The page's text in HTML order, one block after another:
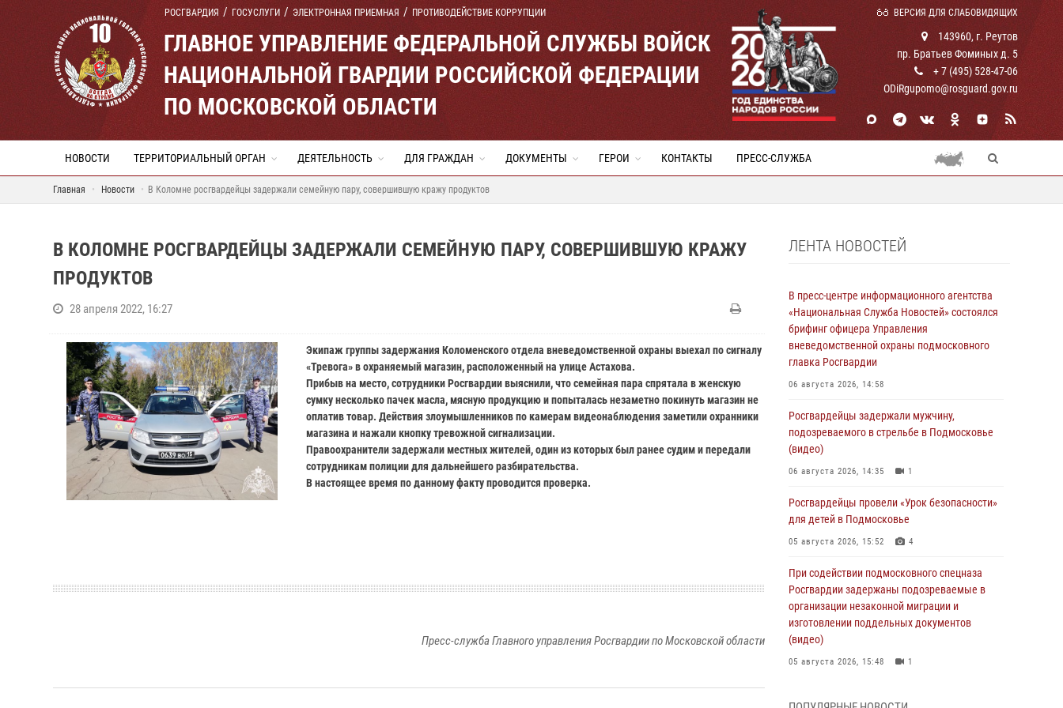
РОСГВАРДИЯ ГОСУСЛУГИ ЭЛЕКТРОННАЯ ПРИЕМНАЯ ПРОТИВОДЕЙСТВИЕ КОРРУПЦИИ ВЕРСИЯ ДЛЯ СЛАБОВИДЯЩИХ
ГЛАВНОЕ УПРАВЛЕНИЕ ФЕДЕРАЛЬНОЙ СЛУЖБЫ ВОЙСК
НАЦИОНАЛЬНОЙ ГВАРДИИ РОССИЙСКОЙ ФЕДЕРАЦИИ
ПО МОСКОВСКОЙ ОБЛАСТИ
143960, г. Реутов
пр. Братьев Фоминых д. 5
+ 7 (495) 528-47-06
ODiRgupomo@rosguard.gov.ru
НОВОСТИ ТЕРРИТОРИАЛЬНЫЙ ОРГАН ДЕЯТЕЛЬНОСТЬ ДЛЯ ГРАЖДАН ДОКУМЕНТЫ ГЕРОИ КОНТАКТЫ ПРЕСС-СЛУЖБА
Главная Новости В Коломне росгвардейцы задержали семейную пару, совершившую кражу продуктов
В КОЛОМНЕ РОСГВАРДЕЙЦЫ ЗАДЕРЖАЛИ СЕМЕЙНУЮ ПАРУ, СОВЕРШИВШУЮ КРАЖУ
ПРОДУКТОВ
28 апреля 2022, 16:27
Экипаж группы задержания Коломенского отдела вневедомственной охраны выехал по сигналу
«Тревога» в охраняемый магазин, расположенный на улице Астахова.
Прибыв на место, сотрудники Росгвардии выяснили, что семейная пара спрятала в женскую
сумку несколько пачек масла, мясную продукцию и попыталась незаметно покинуть магазин не
оплатив товар. Действия злоумышленников по камерам видеонаблюдения заметили охранники
магазина и нажали кнопку тревожной сигнализации.
Правоохранители задержали местных жителей, один из которых был ранее судим и передали
сотрудникам полиции для дальнейшего разбирательства.
В настоящее время по данному факту проводится проверка.
Пресс-служба Главного управления Росгвардии по Московской области
ЛЕНТА НОВОСТЕЙ
В пресс-центре информационного агентства
«Национальная Служба Новостей» состоялся
брифинг офицера Управления
вневедомственной охраны подмосковного
главка Росгвардии
06 августа 2026, 14:58
Росгвардейцы задержали мужчину,
подозреваемого в стрельбе в Подмосковье
(видео)
06 августа 2026, 14:35 1
Росгвардейцы провели «Урок безопасности»
для детей в Подмосковье
05 августа 2026, 15:52 4
При содействии подмосковного спецназа
Росгвардии задержаны подозреваемые в
организации незаконной миграции и
изготовлении поддельных документов
(видео)
05 августа 2026, 15:48 1